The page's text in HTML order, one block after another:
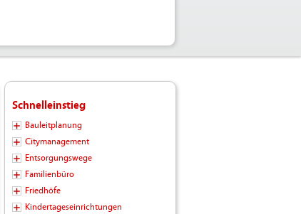
Schnelleinstieg
Bauleitplanung
Citymanagement
Entsorgungswege
Familienbüro
Friedhöfe
Kindertageseinrichtungen